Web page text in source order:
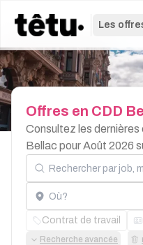
Les
Offres en CDD
Consultez les
Bellac pour Août 2026
Rechercher par job,
Localisation
Contrat de travail
Recherche avancée